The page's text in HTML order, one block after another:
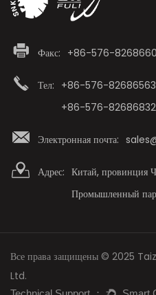
Факс: +86-576-
Тел: +86-576-82686563
+86-576-82686832
Электронная почта:
Адрес: Китай, провинция
Промышленный
Все права защищены © 2025
Ltd.